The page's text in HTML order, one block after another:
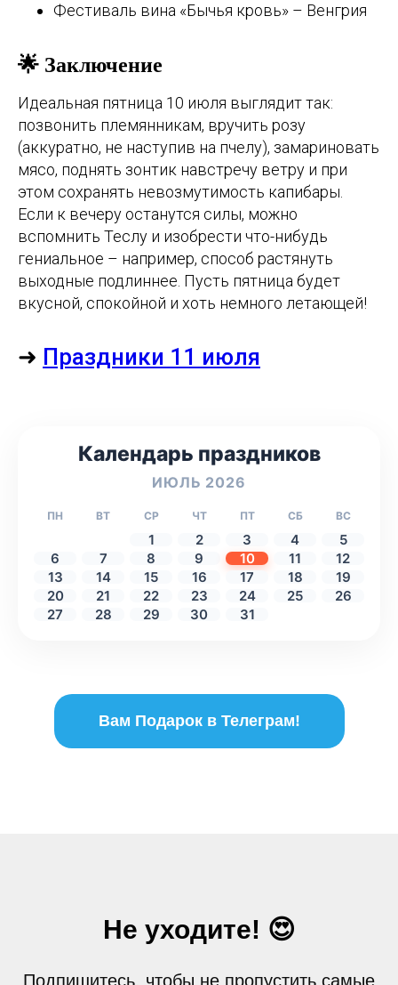
Фестиваль вина «Бычья кровь» – Венгрия
🌟 Заключение
Идеальная пятница 10 июля выглядит так:
позвонить племянникам, вручить розу
(аккуратно, не наступив на пчелу), замариновать
мясо, поднять зонтик навстречу ветру и при
этом сохранять невозмутимость капибары.
Если к вечеру останутся силы, можно
вспомнить Теслу и изобрести что-нибудь
гениальное – например, способ растянуть
выходные подлиннее. Пусть пятница будет
вкусной, спокойной и хоть немного летающей!
➜ Праздники 11 июля
Календарь праздников
ИЮЛЬ 2026
ПН ВТ СР ЧТ ПТ СБ ВС
1 2 3 4
5
6
7 8 9 10 11
12
13
14 15 16 17 18
19
20
21 22 23 24 25
26
27
28 29 30 31
Вам Подарок в Телеграм!
Не уходите! 😍
Подпишитесь, чтобы не пропустить самые